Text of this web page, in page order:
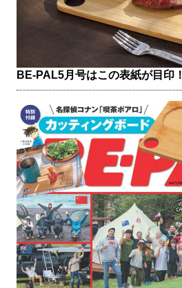
BE-PAL5月号はこの表紙が目印！